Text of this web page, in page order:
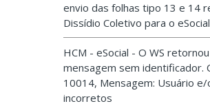
envio das folhas tipo 13 e 14
Dissídio Coletivo para o eSocial
HCM - eSocial - O WS
mensagem sem identificador.
10014, Mensagem: Usuário e/
incorretos